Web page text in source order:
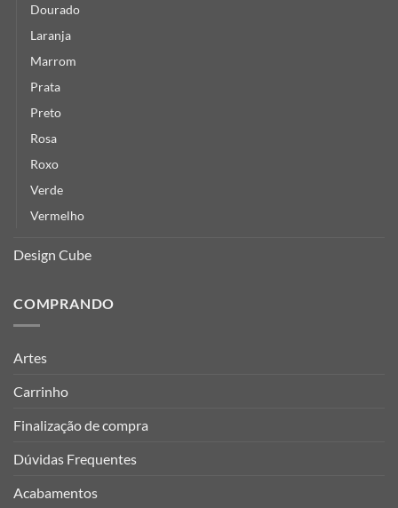
Dourado
Laranja
Marrom
Prata
Preto
Rosa
Roxo
Verde
Vermelho
Design Cube
COMPRANDO
Artes
Carrinho
Finalização de compra
Dúvidas Frequentes
Acabamentos